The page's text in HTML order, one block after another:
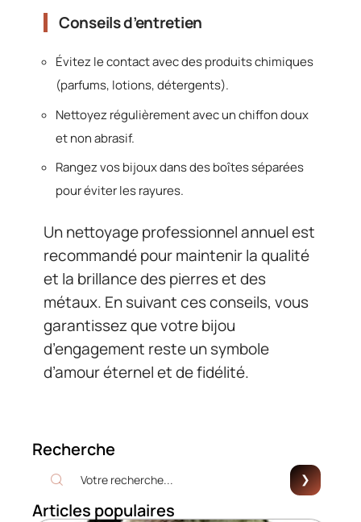
Conseils d’entretien
Évitez le contact avec des produits chimiques
(parfums, lotions, détergents).
Nettoyez régulièrement avec un chiffon doux
et non abrasif.
Rangez vos bijoux dans des boîtes séparées
pour éviter les rayures.
Un nettoyage professionnel annuel est
recommandé pour maintenir la qualité
et la brillance des pierres et des
métaux. En suivant ces conseils, vous
garantissez que votre bijou
d’engagement reste un symbole
d’amour éternel et de fidélité.
Recherche
Articles populaires